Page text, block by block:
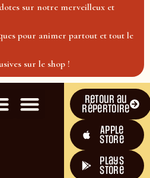
sur notre merveilleux et
pour animer partout et tout le
sur le shop !
Retour au
répertoire
Apple
Store
plays
store